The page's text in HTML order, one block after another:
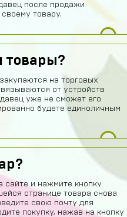
после продажи
товару.
товары?
на торговых
от устройств
уже не сможет его
будете единоличным
сайте и нажмите кнопку
странице товара снова
свою почту для
покупку, нажав на кнопку